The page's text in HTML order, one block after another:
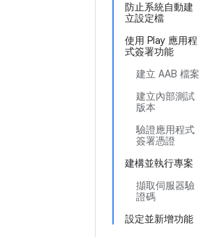
防止系統自動建
立設定檔
使用 Play 應用程
式簽署功能
建立 AAB 檔案
建立內部測試
版本
驗證應用程式
簽署憑證
建構並執行專案
擷取伺服器驗
證碼
設定並新增功能